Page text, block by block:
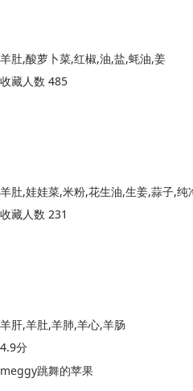
羊肚,酸萝卜菜,红椒,油,盐,蚝油,姜
收藏人数 485
羊肚,娃娃菜,米粉,花生油,生姜,蒜子,
收藏人数 231
羊肝,羊肚,羊肺,羊心,羊肠
4.9分
meggy跳舞的苹果